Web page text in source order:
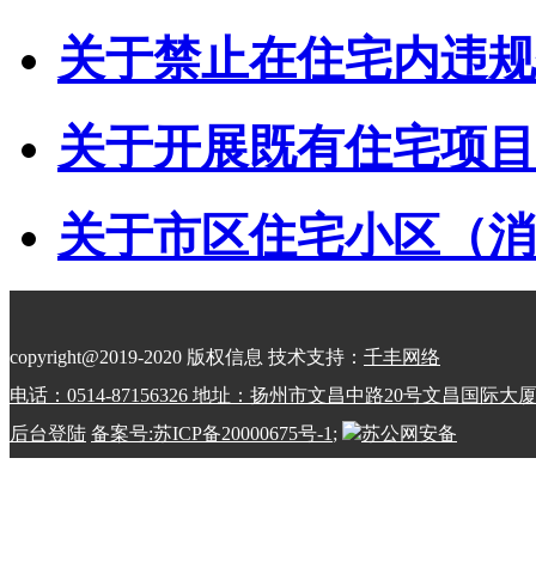
关于禁止在住宅内违
关于开展既有住宅项
关于市区住宅小区（
copyright@2019-2020 版权信息 技术支持： 千丰网络
电话：0514-87156326 地址：扬州市文昌中路20号文昌国际大厦
后台登陆 备案号:苏ICP备20000675号-1;
苏公网安备